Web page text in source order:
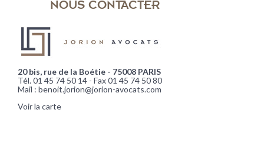
NOUS CONTACTER
20 bis, rue de la Boétie - 75008 PARIS
Tél. 01 45 74 50 14 - Fax 01 45 74 50 80
Mail : benoit.jorion@jorion-avocats.com
Voir la carte